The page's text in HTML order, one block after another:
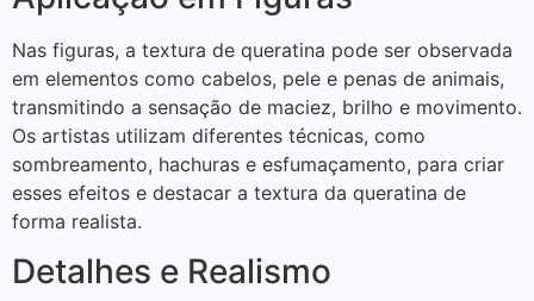
Nas figuras, a textura de queratina pode ser observada
em elementos como cabelos, pele e penas de animais,
transmitindo a sensação de maciez, brilho e movimento.
Os artistas utilizam diferentes técnicas, como
sombreamento, hachuras e esfumaçamento, para criar
esses efeitos e destacar a textura da queratina de
forma realista.
Detalhes e Realismo